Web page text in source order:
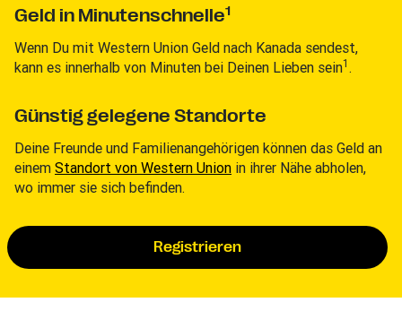
Geld in Minutenschnelle1
Wenn Du mit Western Union Geld nach Kanada sendest,
kann es innerhalb von Minuten bei Deinen Lieben sein1 .
Günstig gelegene Standorte
Deine Freunde und Familienangehörigen können das Geld an
einem Standort von Western Union in ihrer Nähe abholen,
wo immer sie sich befinden.
Registrieren